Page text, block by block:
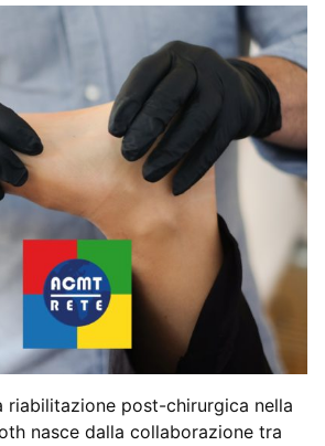
riabilitazione post-chirurgica nella
nasce dalla collaborazione tra